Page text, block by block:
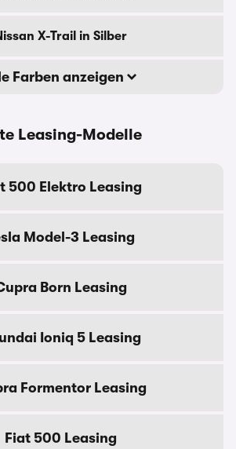
X-Trail in Silber
Farben anzeigen
Leasing-Modelle
500 Elektro Leasing
Model-3 Leasing
Born Leasing
Ioniq 5 Leasing
Formentor Leasing
Fiat 500 Leasing